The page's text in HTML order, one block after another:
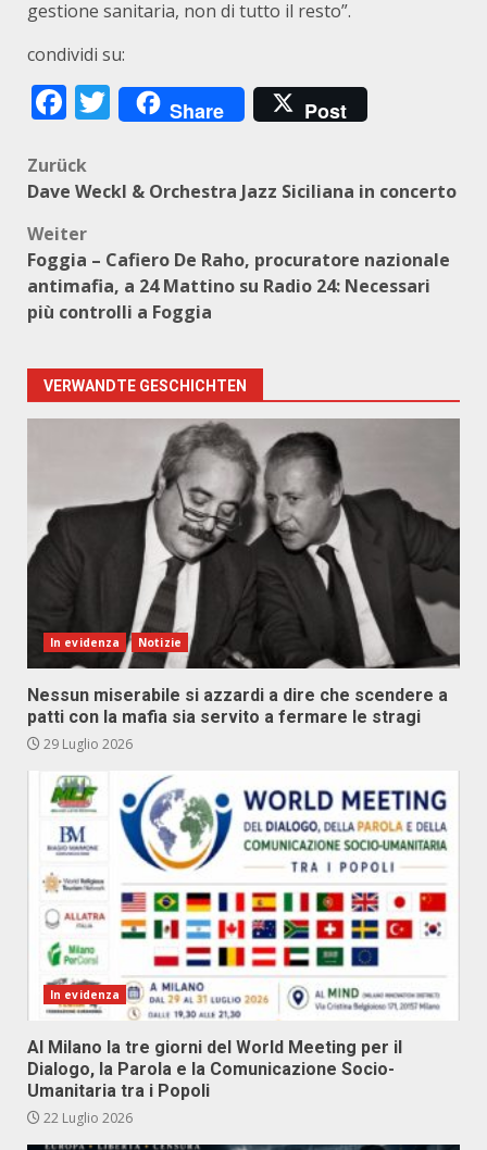
gestione sanitaria, non di tutto il resto”.
condividi su:
Facebook
Twitter
Share Post
Beitragsnavigation
Zurück
Dave Weckl & Orchestra Jazz Siciliana in concerto
Weiter
Foggia – Cafiero De Raho, procuratore nazionale
antimafia, a 24 Mattino su Radio 24: Necessari
più controlli a Foggia
VERWANDTE GESCHICHTEN
In evidenza Notizie
Nessun miserabile si azzardi a dire che scendere a
patti con la mafia sia servito a fermare le stragi
29 Luglio 2026
In evidenza
Al Milano la tre giorni del World Meeting per il
Dialogo, la Parola e la Comunicazione Socio-
Umanitaria tra i Popoli
22 Luglio 2026